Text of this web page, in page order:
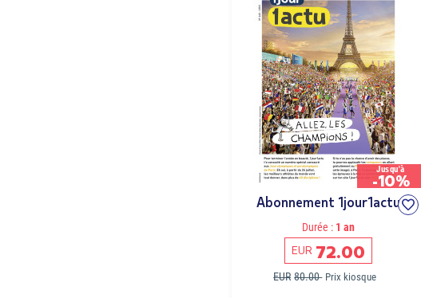
Jusqu'à
-10%
Abonnement 1jour1actu
Durée :1 an
EUR 72.00
EUR 80.00 Prix kiosque